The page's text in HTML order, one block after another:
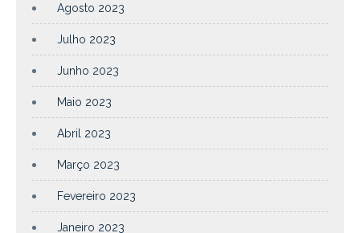
Agosto 2023
Julho 2023
Junho 2023
Maio 2023
Abril 2023
Março 2023
Fevereiro 2023
Janeiro 2023